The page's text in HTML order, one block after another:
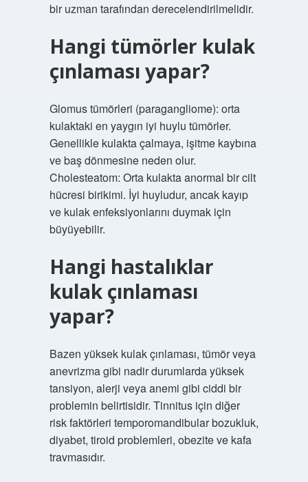
bir uzman tarafından derecelendirilmelidir.
Hangi tümörler kulak
çınlaması yapar?
Glomus tümörleri (paragangliome): orta
kulaktaki en yaygın iyi huylu tümörler.
Genellikle kulakta çalmaya, işitme kaybına
ve baş dönmesine neden olur.
Cholesteatom: Orta kulakta anormal bir cilt
hücresi birikimi. İyi huyludur, ancak kayıp
ve kulak enfeksiyonlarını duymak için
büyüyebilir.
Hangi hastalıklar
kulak çınlaması
yapar?
Bazen yüksek kulak çınlaması, tümör veya
anevrizma gibi nadir durumlarda yüksek
tansiyon, alerji veya anemi gibi ciddi bir
problemin belirtisidir. Tinnitus için diğer
risk faktörleri temporomandibular bozukluk,
diyabet, tiroid problemleri, obezite ve kafa
travmasıdır.